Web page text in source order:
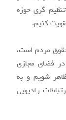
گری حوزه
کنیم.
مردم است،
فضای مجازی
شویم و به
رادیویی